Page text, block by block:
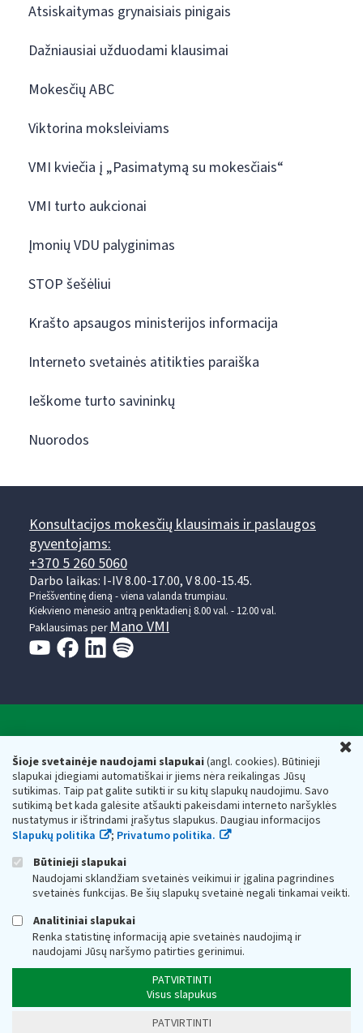
Šioje svetainėje naudojami slapukai(angl. cookies). Būtinieji
slapukai įdiegiami automatiškai ir jiems nėra reikalingas Jūsų
sutikimas. Taip pat galite sutikti ir su kitų slapukų naudojimu. Savo
sutikimą bet kada galėsite atšaukti pakeisdami interneto naršyklės
nustatymus ir ištrindami įrašytus slapukus. Daugiau informacijos
Slapukų politika
; Privatumo politika.
Būtinieji slapukai
Naudojami sklandžiam svetainės veikimui ir įgalina pagrindines
svetainės funkcijas. Be šių slapukų svetainė negali tinkamai veikti.
Analitiniai slapukai
Renka statistinę informaciją apie svetainės naudojimą ir
naudojami Jūsų naršymo patirties gerinimui.
PATVIRTINTI
Visus slapukus
PATVIRTINTI
Atsiskaitymas grynaisiais pinigais
Dažniausiai užduodami klausimai
Mokesčių ABC
Viktorina moksleiviams
VMI kviečia į „Pasimatymą su mokesčiais“
VMI turto aukcionai
Įmonių VDU palyginimas
STOP šešėliui
Krašto apsaugos ministerijos informacija
Interneto svetainės atitikties paraiška
Ieškome turto savininkų
Nuorodos
Konsultacijos mokesčių klausimais ir paslaugos
gyventojams:
+370 5 260 5060
Darbo laikas: I-IV 8.00-17.00, V 8.00-15.45.
Prieššventinę dieną - viena valanda trumpiau.
Kiekvieno mėnesio antrą penktadienį 8.00 val. - 12.00 val.
Paklausimas per Mano VMI
Respublikos finansų ministerijos
Biudžetinė įstaiga. Juridinio asmens kodas — 188659752,
adresas: Vasario 16-osios g. 14, 01107 Vilnius, Lietuva, el.paštas:
vmi@vmi.lt, E. pristatymo dėžutės adresas 188659752
Duomenys apie Valstybinę mokesčių inspekciją prie Lietuvos
Respublikos finansų ministerijos kaupiami ir saugomi Juridinių